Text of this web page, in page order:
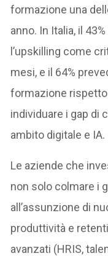
formazione una
anno. In Italia, il
l’upskilling come
mesi, e il 64%
formazione rispetto
individuare i gap di
ambito digitale e IA.
Le aziende che
non solo colmare i
all’assunzione di
produttività e
avanzati (HRIS,